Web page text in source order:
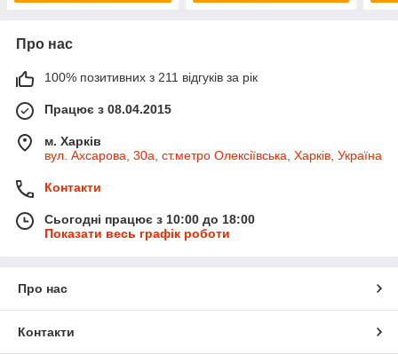
Про нас
100% позитивних з 211 відгуків за рік
Працює з 08.04.2015
м. Харків
вул. Ахсарова, 30а, ст.метро Олексіївська, Харків, Україна
Контакти
Сьогодні працює з 10:00 до 18:00
Показати весь графік роботи
Про нас
Контакти